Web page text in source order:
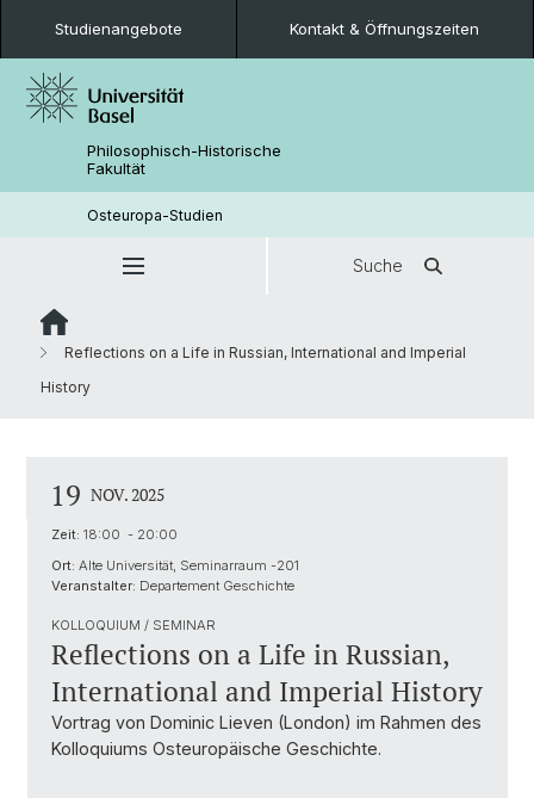
Studienangebote Kontakt & Öffnungszeiten
Philosophisch-Historische
Fakultät
Osteuropa-Studien
Suche
Reflections on a Life in Russian, International and Imperial
History
19 NOV. 2025
Zeit: 18:00 - 20:00
Ort: Alte Universität, Seminarraum -201
Veranstalter: Departement Geschichte
KOLLOQUIUM / SEMINAR
Reflections on a Life in Russian,
International and Imperial History
Vortrag von Dominic Lieven (London) im Rahmen des
Kolloquiums Osteuropäische Geschichte.